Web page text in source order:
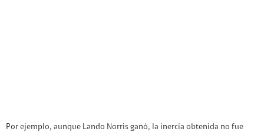
Por ejemplo, aunque Lando Norris ganó, la inercia obtenida no fue